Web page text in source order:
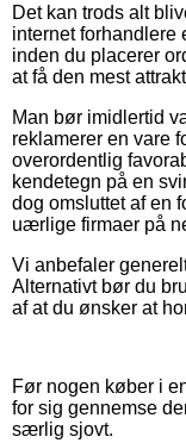
Det kan trods alt
internet forhandlere
inden du placerer
at få den mest
Man bør imidlertid
reklamerer en vare
overordentlig
kendetegn på en
dog omsluttet af en
uærlige firmaer på
Vi anbefaler
Alternativt bør du
af at du ønsker at
Før nogen køber i
for sig gennemse
særlig sjovt.